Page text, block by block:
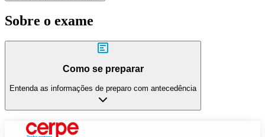
Sobre o exame
Como se preparar
Entenda as informações de preparo com antecedência